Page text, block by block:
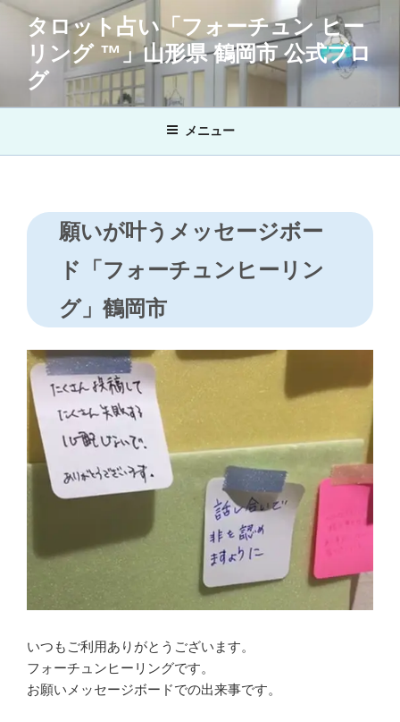
キ
タロット占い「フォーチュン ヒー
リング ™」山形県 鶴岡市 公式ブロ
グ
メニュー
願いが叶うメッセージボー
ド「フォーチュンヒーリン
グ」鶴岡市
いつもご利用ありがとうございます。
フォーチュンヒーリングです。
お願いメッセージボードでの出来事です。